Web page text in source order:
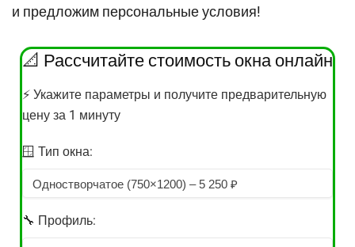
и предложим персональные условия!
📐 Рассчитайте стоимость окна онлайн
⚡ Укажите параметры и получите предварительную
цену за 1 минуту
🪟 Тип окна:
🔧 Профиль: